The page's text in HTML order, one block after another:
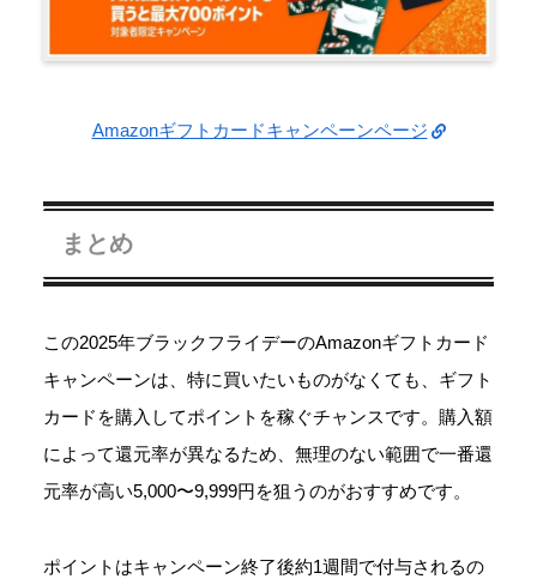
Amazonギフトカードキャンペーンページ
まとめ
この2025年ブラックフライデーのAmazonギフトカード
キャンペーンは、特に買いたいものがなくても、ギフト
カードを購入してポイントを稼ぐチャンスです。購入額
によって還元率が異なるため、無理のない範囲で一番還
元率が高い5,000〜9,999円を狙うのがおすすめです。
ポイントはキャンペーン終了後約1週間で付与されるの